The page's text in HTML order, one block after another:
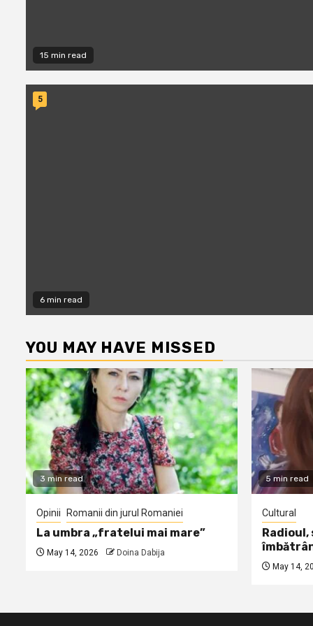
15 min read
6 min read
5
YOU MAY HAVE MISSED
3 min read
Opinii Romanii din jurul Romaniei
La umbra „fratelui mai mare”
May 14, 2026 Doina Dabija
5 min read
Cultural
May 14,